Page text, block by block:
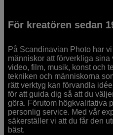
För kreatören sedan
På Scandinavian Photo har
människor att förverkliga
video, film, musik, konst och
tekniken och människorna
rätt verktyg kan förvandla
för att guida dig så att du
göra. Förutom högkvalitativa
personlig service. Med vår
säkerställer vi att du får den
bäst.